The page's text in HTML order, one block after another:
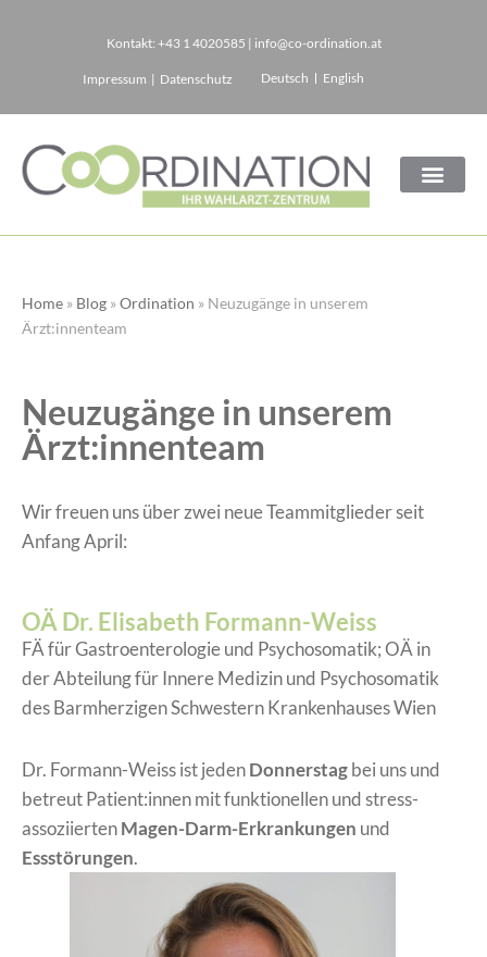
springen
Kontakt: +43 1 4020585 | info@co-ordination.at
Impressum | Datenschutz Deutsch English
Home » Blog »Ordination » Neuzugänge in unserem
Ärzt:innenteam
Neuzugänge in unserem
Ärzt:innenteam
Wir freuen uns über zwei neue Teammitglieder seit
Anfang April:
OÄ Dr. Elisabeth Formann-Weiss
FÄ für Gastroenterologie und Psychosomatik; OÄ in
der Abteilung für Innere Medizin und Psychosomatik
des Barmherzigen Schwestern Krankenhauses Wien
Dr. Formann-Weiss ist jedenDonnerstagbei uns und
betreut Patient:innen mit funktionellen und stress-
assoziiertenMagen-Darm-Erkrankungen und
Essstörungen.